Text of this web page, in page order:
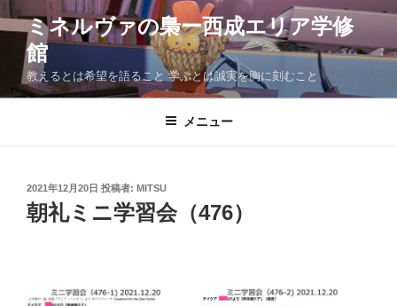
ン
ツ
ミネルヴァの梟ー西成エリア学修
館
教えるとは希望を語ること 学ぶとは誠実を胸に刻むこと
メニュー
投
稿
日:
2021年12月20日 投稿者: MITSU
朝礼ミニ学習会（476）